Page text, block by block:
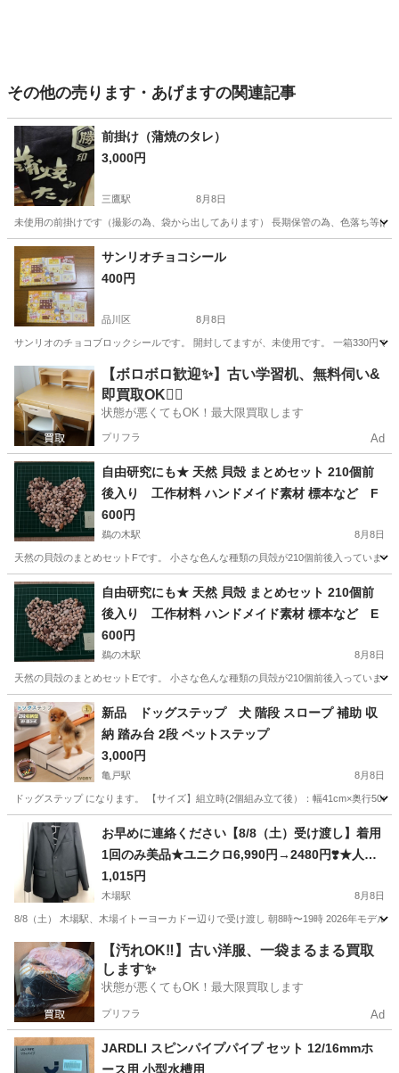
その他の売ります・あげますの関連記事
前掛け（蒲焼のタレ）
3,000円
三鷹駅 8月8日
未使用の前掛けです（撮影の為、袋から出してあります） 長期保管の為、色落ち等は
東京 三鷹市 三鷹駅
サンリオチョコシール
400円
品川区 8月8日
サンリオのチョコブロックシールです。 開封してますが、未使用です。 一箱330円で
東京 品川区 その他 サンリオ
【ボロボロ歓迎✨】古い学習机、無料伺い&
即買取OK🙆‍♀️
状態が悪くてもOK！最大限買取します
プリフラ Ad
自由研究にも★ 天然 貝殻 まとめセット 210個前
後入り 工作材料 ハンドメイド素材 標本など F
600円
鵜の木駅 8月8日
天然の貝殻のまとめセットFです。 小さな色んな種類の貝殻が210個前後入っていま
東京 大田区 鵜の木駅 その他 貝殻
自由研究にも★ 天然 貝殻 まとめセット 210個前
後入り 工作材料 ハンドメイド素材 標本など E
600円
鵜の木駅 8月8日
天然の貝殻のまとめセットEです。 小さな色んな種類の貝殻が210個前後入っていま
東京 大田区 鵜の木駅 その他 貝殻
新品 ドッグステップ 犬 階段 スロープ 補助 収
納 踏み台 2段 ペットステップ
3,000円
亀戸駅 8月8日
ドッグステップ になります。 【サイズ】組立時(2個組み立て後）：幅41cm×奥行
東京 江東区 亀戸駅 その他
お早めに連絡ください【8/8（土）受け渡し】着用
1回のみ美品★ユニクロ6,990円→2480円❣️★人気
の感動ジャケット（メンズM）⑥
1,015円
木場駅 8月8日
8/8（土） 木場駅、木場イトーヨーカドー辺りで受け渡し 朝8時〜19時 2026年モデ
東京 江東区 木場駅 その他
【汚れOK‼️】古い洋服、一袋まるまる買取
します✨
状態が悪くてもOK！最大限買取します
プリフラ Ad
JARDLI スピンパイプパイプ セット 12/16mmホ
ース用 小型水槽用